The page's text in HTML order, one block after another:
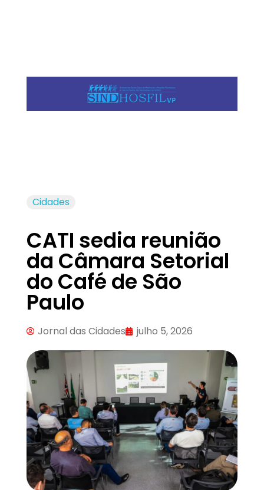
Cidades
CATI sedia reunião
da Câmara Setorial
do Café de São
Paulo
Jornal das Cidades julho 5, 2026